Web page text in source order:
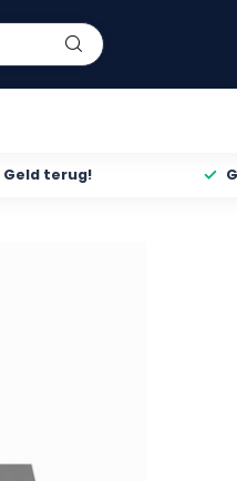
Geld terug!